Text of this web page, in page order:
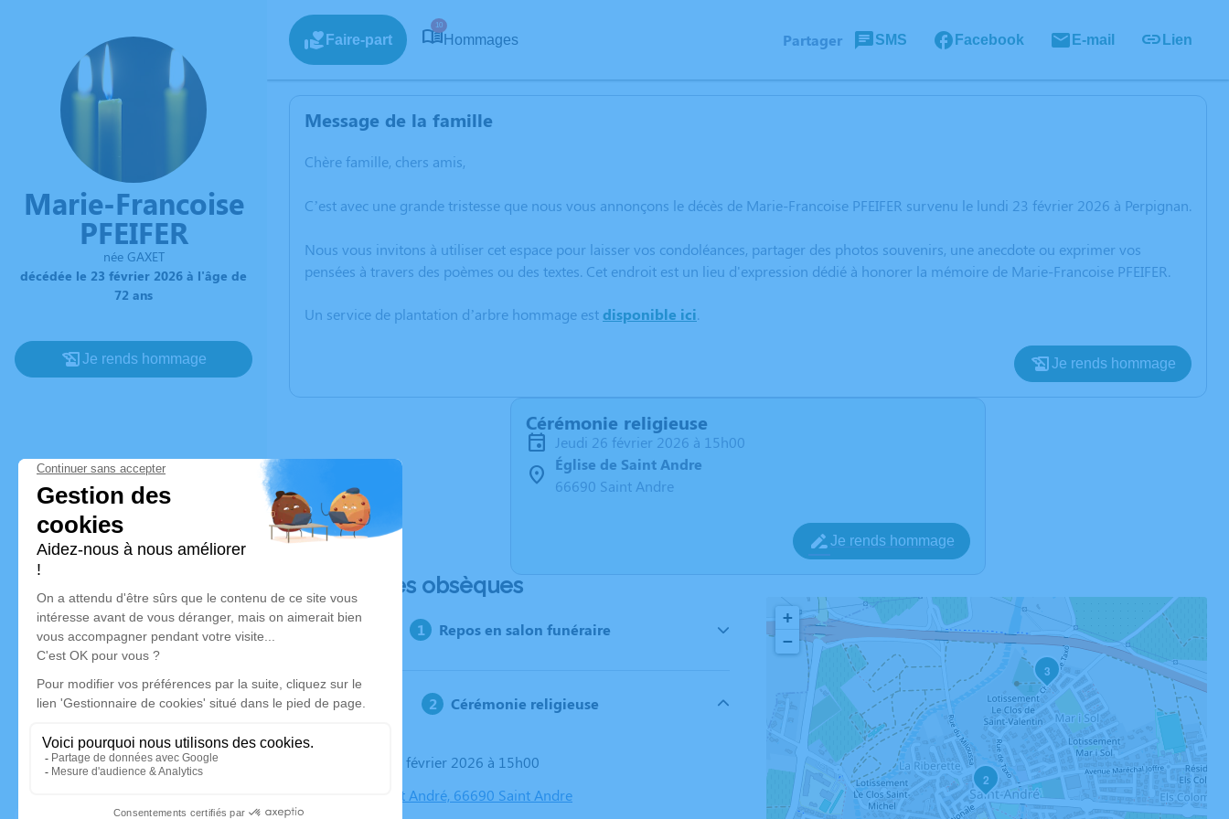
Marie-Francoise
PFEIFER
née GAXET
décédée le 23 février 2026 à l'âge de
72 ans
Je rends hommage
Faire-part
10
Hommages Partager SMS Facebook E-mail Lien
Message de la famille
Chère famille, chers amis,
C’est avec une grande tristesse que nous vous annonçons le décès de Marie-Francoise PFEIFER survenu le lundi 23 février 2026 à Perpignan.
Nous vous invitons à utiliser cet espace pour laisser vos condoléances, partager des photos souvenirs, une anecdote ou exprimer vos
pensées à travers des poèmes ou des textes. Cet endroit est un lieu d'expression dédié à honorer la mémoire de Marie-Francoise PFEIFER.
Un service de plantation d’arbre hommage estdisponible ici.
Je rends hommage
Cérémonie religieuse
jeudi 26 février 2026 à 15h00
Église de Saint Andre
66690 Saint Andre
Je rends hommage
Déroulé des obsèques
Repos en salon funéraire
Cérémonie religieuse
Le jeudi 26 février 2026 à 15h00
Église Saint André, 66690 Saint Andre
2
3
+
−